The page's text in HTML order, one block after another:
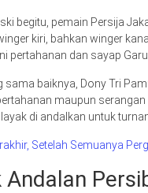
begitu, pemain Persija
kiri, bahkan winger
pertahanan dan sayap
sama baiknya, Dony Tri
maupun
di andalkan untuk
Setelah Semuanya